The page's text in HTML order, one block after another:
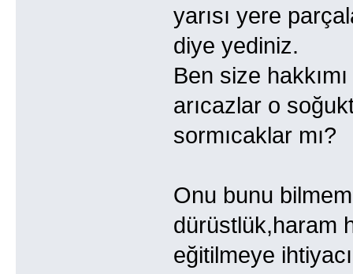
yarısı yere
diye yediniz.
Ben size
arıcazlar o
sormıcaklar mı?
Onu bunu
dürüstlük,haram
eğitilmeye